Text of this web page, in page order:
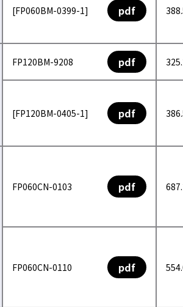
[FP060BM-0399-1] pdf
FP120BM-9208 pdf
[FP120BM-0405-1] pdf
FP060CN-0103 pdf
FP060CN-0110 pdf